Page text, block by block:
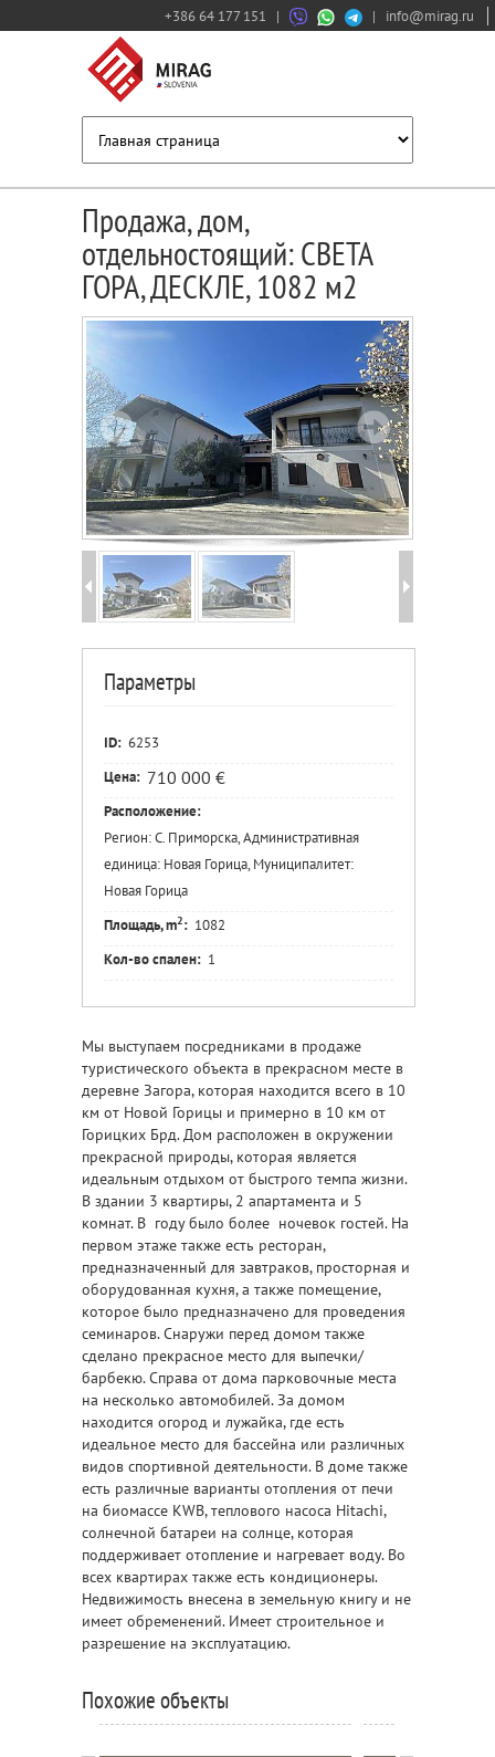
+386 64 177 151 | | info@mirag.ru
Продажа, дом,
отдельностоящий: СВЕТА
ГОРА, ДЕСКЛЕ, 1082 м2
Параметры
ID: 6253
Цена: 710 000 €
Расположение:
Регион: С. Приморска, Административная
единица: Новая Горица, Муниципалитет:
Новая Горица
Площадь, m2: 1082
Кол-во спален: 1
Мы выступаем посредниками в продаже
туристического объекта в прекрасном месте в
деревне Загора, которая находится всего в 10
км от Новой Горицы и примерно в 10 км от
Горицких Брд. Дом расположен в окружении
прекрасной природы, которая является
идеальным отдыхом от быстрого темпа жизни.
В здании 3 квартиры, 2 апартамента и 5
комнат. В году было более ночевок гостей. На
первом этаже также есть ресторан,
предназначенный для завтраков, просторная и
оборудованная кухня, а также помещение,
которое было предназначено для проведения
семинаров. Снаружи перед домом также
сделано прекрасное место для выпечки/
барбекю. Справа от дома парковочные места
на несколько автомобилей. За домом
находится огород и лужайка, где есть
идеальное место для бассейна или различных
видов спортивной деятельности. В доме также
есть различные варианты отопления от печи
на биомассе KWB, теплового насоса Hitachi,
солнечной батареи на солнце, которая
поддерживает отопление и нагревает воду. Во
всех квартирах также есть кондиционеры.
Недвижимость внесена в земельную книгу и не
имеет обременений. Имеет строительное и
разрешение на эксплуатацию.
Похожие объекты